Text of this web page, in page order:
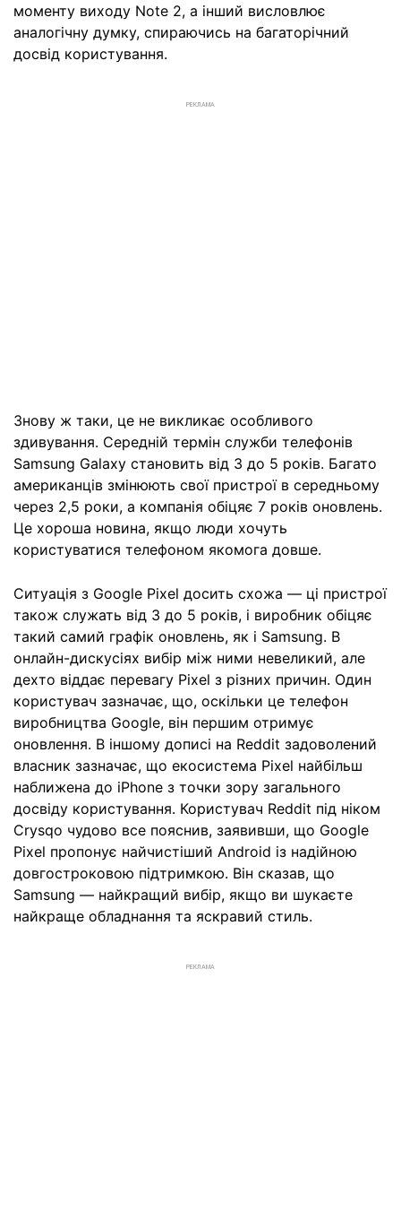
моменту виходу Note 2, а інший висловлює
аналогічну думку, спираючись на багаторічний
досвід користування.
РЕКЛАМА
Знову ж таки, це не викликає особливого
здивування. Середній термін служби телефонів
Samsung Galaxy становить від 3 до 5 років. Багато
американців змінюють свої пристрої в середньому
через 2,5 роки, а компанія обіцяє 7 років оновлень.
Це хороша новина, якщо люди хочуть
користуватися телефоном якомога довше.
Ситуація з Google Pixel досить схожа — ці пристрої
також служать від 3 до 5 років, і виробник обіцяє
такий самий графік оновлень, як і Samsung. В
онлайн-дискусіях вибір між ними невеликий, але
дехто віддає перевагу Pixel з різних причин. Один
користувач зазначає, що, оскільки це телефон
виробництва Google, він першим отримує
оновлення. В іншому дописі на Reddit задоволений
власник зазначає, що екосистема Pixel найбільш
наближена до iPhone з точки зору загального
досвіду користування. Користувач Reddit під ніком
Crysqo чудово все пояснив, заявивши, що Google
Pixel пропонує найчистіший Android із надійною
довгостроковою підтримкою. Він сказав, що
Samsung — найкращий вибір, якщо ви шукаєте
найкраще обладнання та яскравий стиль.
РЕКЛАМА